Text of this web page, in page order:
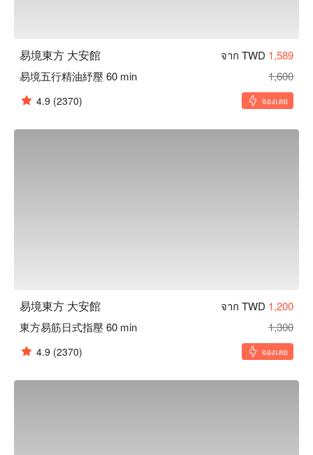
易境東方 大安館 จาก TWD 1,589
易境五行精油紓壓 60 min
1,600
4.9 (2370) จองเลย
易境東方 大安館 จาก TWD 1,200
東方易筋日式指壓 60 min
1,300
4.9 (2370) จองเลย